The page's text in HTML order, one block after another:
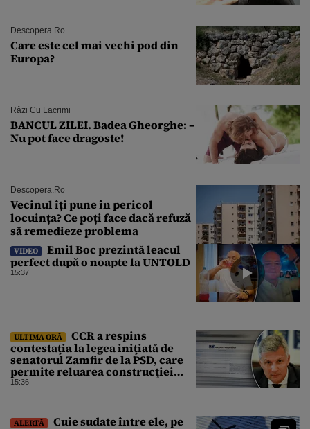
Descopera.ro
Care este cel mai vechi pod din
Europa?
Râzi Cu Lacrimi
BANCUL ZILEI. Badea Gheorghe: –
Nu pot face dragoste!
Descopera.ro
Vecinul îți pune în pericol
locuința? Ce poți face dacă refuză
să remedieze problema
VIDEO
Emil Boc prezintă leacul
perfect după o noapte la UNTOLD
15:37
ULTIMA ORĂ
CCR a respins
contestaţia la legea iniţiată de
senatorul Zamfir de la PSD, care
permite reluarea construcţiei
hidrocentralelor din zonele
15:36
ALERTĂ
Cuie sudate între ele, pe